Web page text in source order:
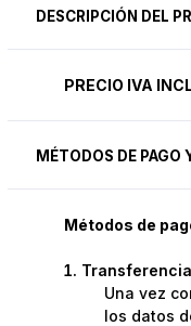
DESCRIPCIÓN DEL
PRECIO IVA
MÉTODOS DE PAGO
Métodos de
Una vez
los datos